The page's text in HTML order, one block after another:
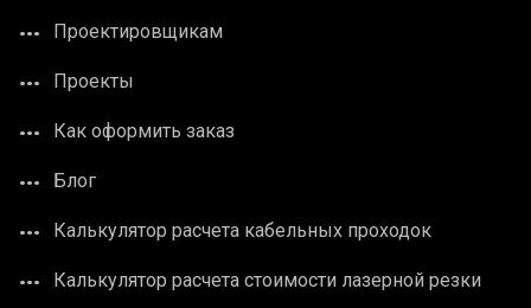
Проектировщикам
Проекты
Как оформить заказ
Блог
Калькулятор расчета кабельных проходок
Калькулятор расчета стоимости лазерной резки